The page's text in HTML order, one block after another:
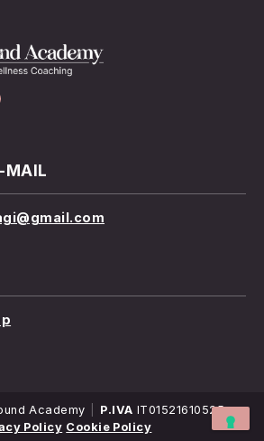
MAIL
Academy P.IVA IT01521610525
Policy Cookie Policy